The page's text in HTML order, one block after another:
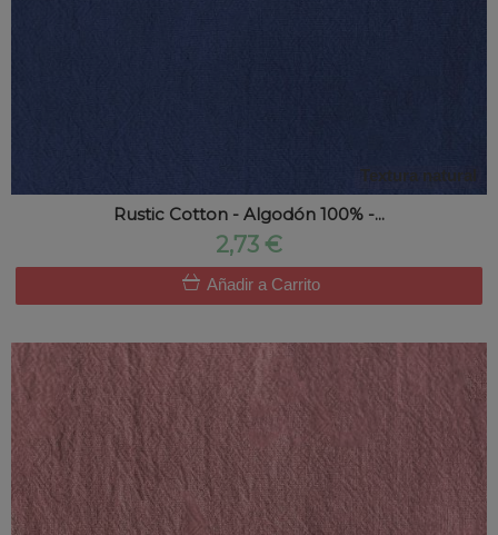
Textura natural
Rustic Cotton - Algodón 100% -...
2,73 €
Añadir a Carrito